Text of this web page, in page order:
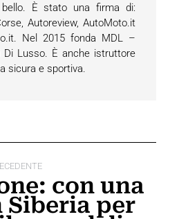
È stato una firma di:
Autoreview, AutoMoto.it
Nel 2015 fonda MDL –
Di Lusso. È anche istruttore
sicura e sportiva.
Post
con una
Siberia per